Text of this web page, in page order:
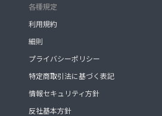
各種規定
利用規約
細則
プライバシーポリシー
特定商取引法に基づく表記
情報セキュリティ方針
反社基本方針